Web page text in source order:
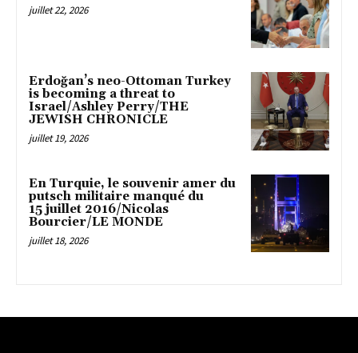
juillet 22, 2026
Erdoğan’s neo-Ottoman Turkey
is becoming a threat to
Israel/Ashley Perry/THE
JEWISH CHRONICLE
juillet 19, 2026
En Turquie, le souvenir amer du
putsch militaire manqué du
15 juillet 2016/Nicolas
Bourcier/LE MONDE
juillet 18, 2026